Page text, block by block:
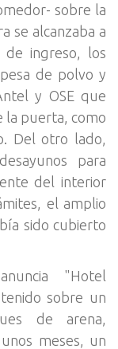
sobre la
se alcanzaba a
ingreso, los
de polvo y
y OSE que
la puerta, como
Del otro lado,
para
del interior
el amplio
sido cubierto
"Hotel
sobre un
de arena,
meses, un